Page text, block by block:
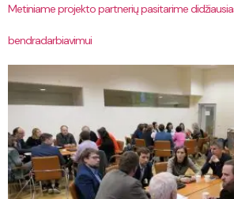
Metiniame projekto partnerių pasitarime
bendradarbiavimui